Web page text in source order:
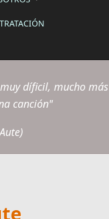
díficil, mucho más
canción"